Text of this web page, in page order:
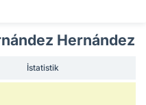
Hernández
İstatistik